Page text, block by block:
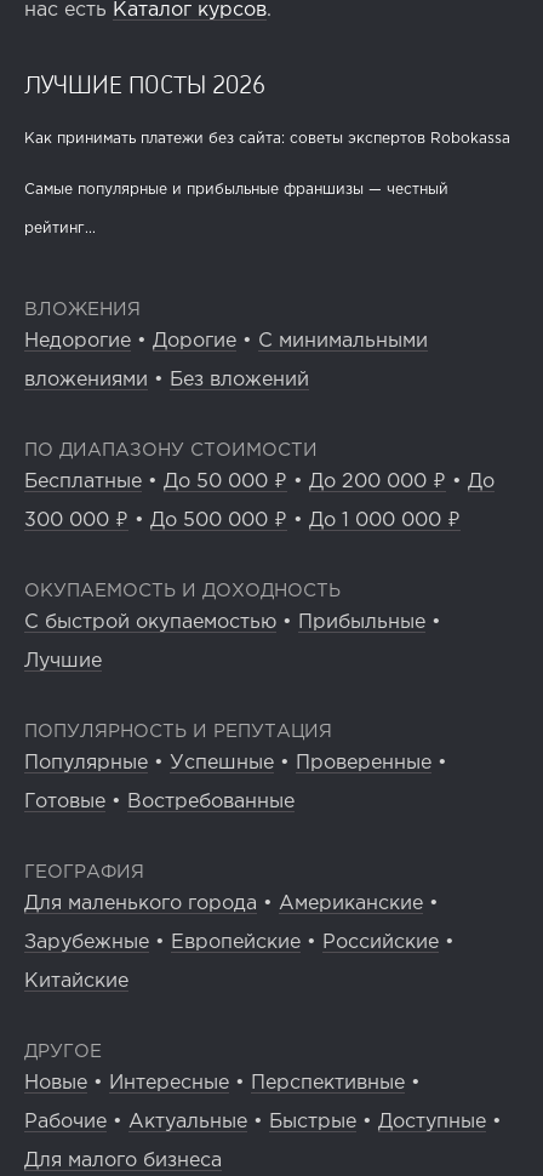
нас есть Каталог курсов.
ЛУЧШИЕ ПОСТЫ 2026
Как принимать платежи без сайта: советы экспертов Robokassa
Самые популярные и прибыльные франшизы — честный
рейтинг...
ВЛОЖЕНИЯ
Недорогие • Дорогие • С минимальными
вложениями • Без вложений
ПО ДИАПАЗОНУ СТОИМОСТИ
Бесплатные • До 50 000 ₽ • До 200 000 ₽ • До
300 000 ₽ • До 500 000 ₽ • До 1 000 000 ₽
ОКУПАЕМОСТЬ И ДОХОДНОСТЬ
С быстрой окупаемостью • Прибыльные •
Лучшие
ПОПУЛЯРНОСТЬ И РЕПУТАЦИЯ
Популярные • Успешные • Проверенные •
Готовые • Востребованные
ГЕОГРАФИЯ
Для маленького города • Американские •
Зарубежные • Европейские • Российские •
Китайские
ДРУГОЕ
Новые • Интересные • Перспективные •
Рабочие • Актуальные • Быстрые • Доступные •
Для малого бизнеса